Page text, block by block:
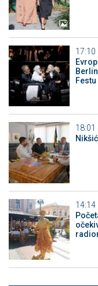
17:10
Festu
18:01
14:14